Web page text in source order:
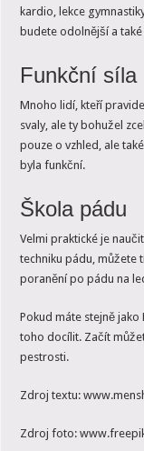
kardio, lekce
budete odolnější a
Funkční síla
Mnoho lidí, kteří
svaly, ale ty bohužel
pouze o vzhled, ale
byla funkční.
Škola pádu
Velmi praktické je
techniku pádu, můžete
poranění po pádu na
Pokud máte stejně
toho docílit. Začít
pestrosti.
Zdroj textu:
Zdroj foto: